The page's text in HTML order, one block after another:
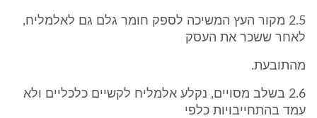
2.5 מקור העץ המשיכה לספק חומר גלם גם לאלמליח,
לאחר ששכר את העסק
מהתובעת.
2.6 בשלב מסויים, נקלע אלמליח לקשיים כלכליים ולא
עמד בהתחייבויות כלפי